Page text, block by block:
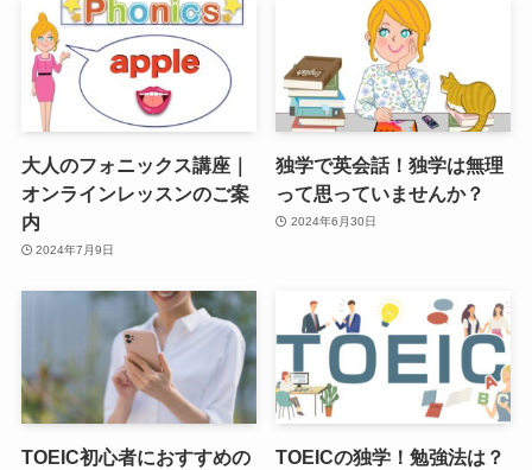
大人のフォニックス講座｜
オンラインレッスンのご案
内
2024年7月9日
独学で英会話！独学は無理
って思っていませんか？
2024年6月30日
TOEIC初心者におすすめの
TOEICの独学！勉強法は？